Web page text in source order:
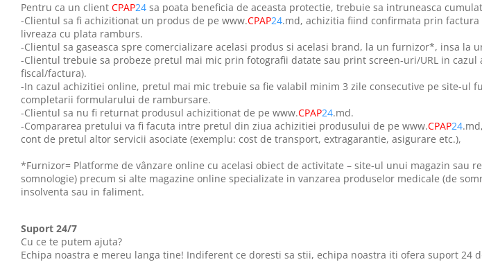
Pentru ca un client CPAP24 sa poata beneficia de aceasta protectie, trebuie sa intruneasca
-Clientul sa fi achizitionat un produs de pe www.CPAP24.md, achizitia fiind confirmata prin
livreaza cu plata ramburs.
-Clientul sa gaseasca spre comercializare acelasi produs si acelasi brand, la un furnizor*, insa la
-Clientul trebuie sa probeze pretul mai mic prin fotografii datate sau print screen-uri/URL in
fiscal/factura).
-In cazul achizitiei online, pretul mai mic trebuie sa fie valabil minim 3 zile consecutive pe site-
completarii formularului de rambursare.
-Clientul sa nu fi returnat produsul achizitionat de pe www.CPAP24.md.
-Compararea pretului va fi facuta intre pretul din ziua achizitiei produsului de pe www.CPAP24
cont de pretul altor servicii asociate (exemplu: cost de transport, extragarantie, asigurare etc.),
*Furnizor= Platforme de vânzare online cu acelasi obiect de activitate – site-ul unui magazin sau
somnologie) precum si alte magazine online specializate in vanzarea produselor medicale (de
insolventa sau in faliment.
Suport 24/7
Cu ce te putem ajuta?
Echipa noastra e mereu langa tine! Indiferent ce doresti sa stii, echipa noastra iti ofera suport 24